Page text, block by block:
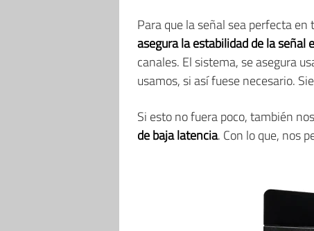
Para que la señal sea perfecta
asegura la estabilidad de la señal
canales. El sistema, se asegura
usamos, si así fuese necesario.
Si esto no fuera poco, también nos
de baja latencia. Con lo que, nos